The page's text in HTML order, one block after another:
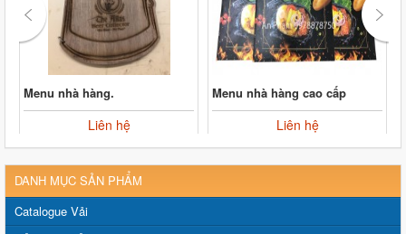
Menu nhà hàng.
Liên hệ
Menu nhà hàng cao cấp
Liên hệ
DANH MỤC SẢN PHẨM
Catalogue Vải